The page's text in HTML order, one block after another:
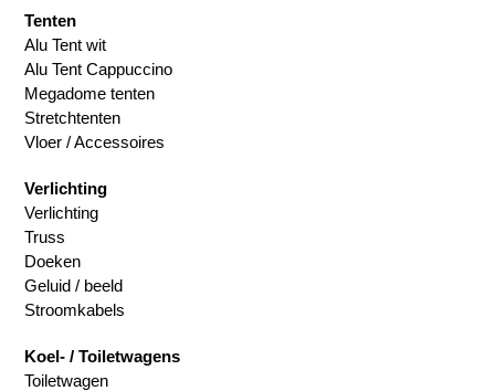
Tenten
Alu Tent wit
Alu Tent Cappuccino
Megadome tenten
Stretchtenten
Vloer / Accessoires
Verlichting
Verlichting
Truss
Doeken
Geluid / beeld
Stroomkabels
Koel- / Toiletwagens
Toiletwagen